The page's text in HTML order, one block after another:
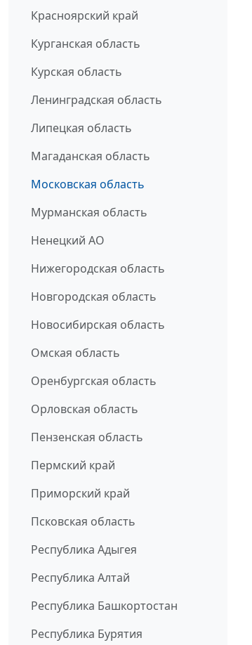
Красноярский край
Курганская область
Курская область
Ленинградская область
Липецкая область
Магаданская область
Московская область
Мурманская область
Ненецкий АО
Нижегородская область
Новгородская область
Новосибирская область
Омская область
Оренбургская область
Орловская область
Пензенская область
Пермский край
Приморский край
Псковская область
Республика Адыгея
Республика Алтай
Республика Башкортостан
Республика Бурятия